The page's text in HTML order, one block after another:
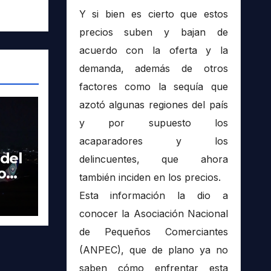
Y si bien es cierto que estos
precios suben y bajan de
acuerdo con la oferta y la
demanda, además de otros
factores como la sequía que
azotó algunas regiones del país
y por supuesto los
acaparadores y los
delincuentes, que ahora
también inciden en los precios.
Esta información la dio a
conocer la Asociación Nacional
de Pequeños Comerciantes
(ANPEC), que de plano ya no
saben cómo enfrentar esta